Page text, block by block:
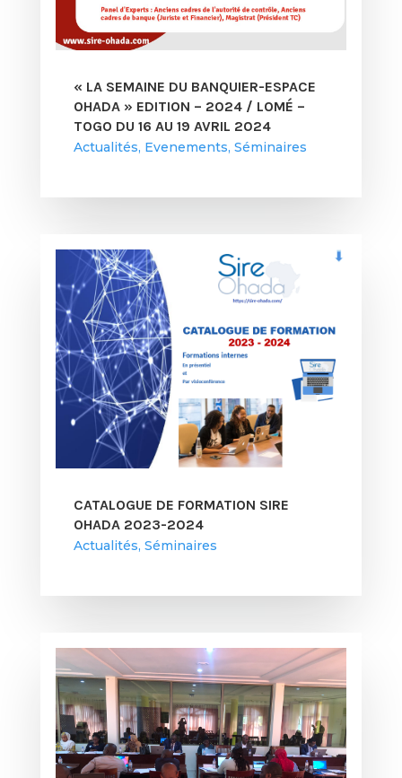
« LA SEMAINE DU BANQUIER-ESPACE
OHADA » EDITION – 2024 / LOMÉ –
TOGO DU 16 AU 19 AVRIL 2024
Actualités, Evenements, Séminaires
CATALOGUE DE FORMATION SIRE
OHADA 2023-2024
Actualités, Séminaires